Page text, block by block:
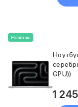
Новинка
GPU))
1